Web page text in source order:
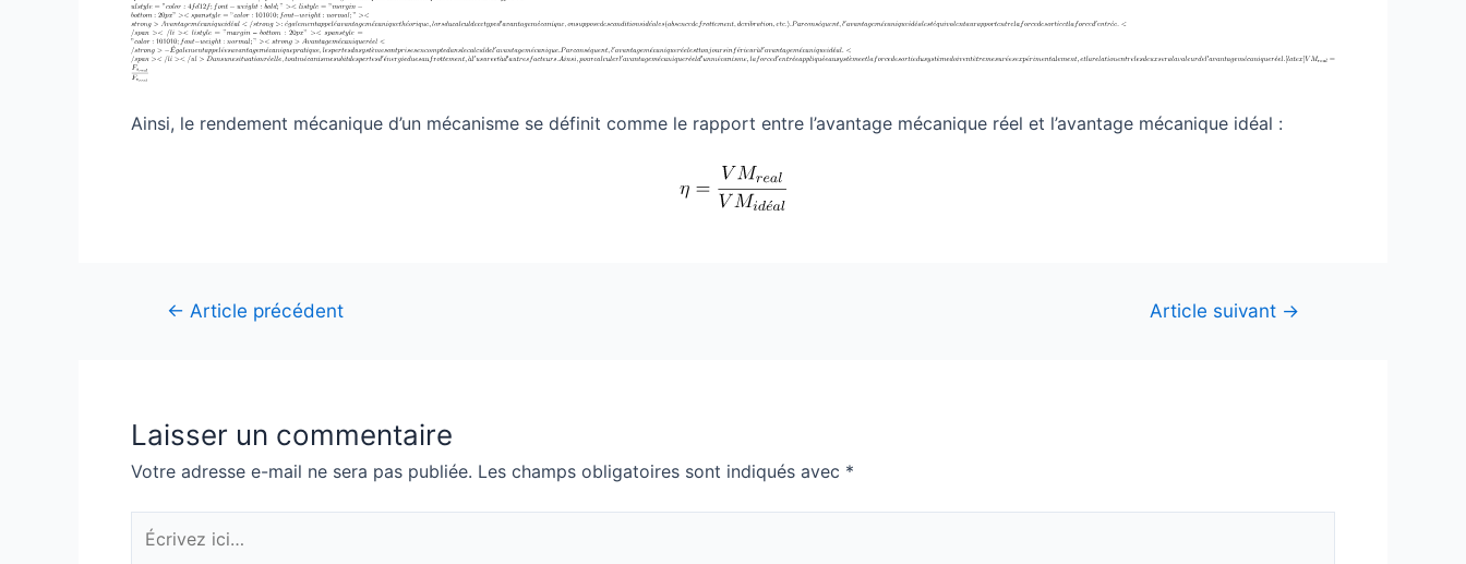
Ainsi, le rendement mécanique d’un mécanisme se définit comme le rapport entre l’avantage mécanique réel et l’avantage mécanique idéal :
Navigation
← Article précédent Article suivant →
Laisser un commentaire
Votre adresse e-mail ne sera pas publiée. Les champs obligatoires sont indiqués avec *
Écrivez
ici…